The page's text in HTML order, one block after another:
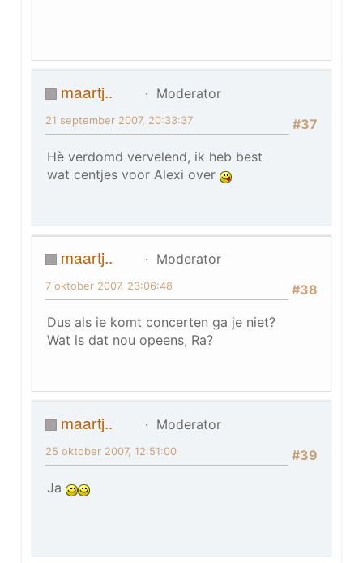
maartj..
Moderator
#37
21 september 2007, 20:33:37
Hè verdomd vervelend, ik heb best
wat centjes voor Alexi over
maartj..
Moderator
#38
7 oktober 2007, 23:06:48
Dus als ie komt concerten ga je niet?
Wat is dat nou opeens, Ra?
maartj..
Moderator
#39
25 oktober 2007, 12:51:00
Ja